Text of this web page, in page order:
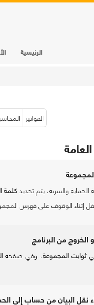
الرئيسية
الفواتير
والسرية، يتم تحديدكلمة
إثناءالوقوف على فهرس
من البرنامج
ثوابت المجموعة، وفي صفحة
نقل البيان من حساب إلى